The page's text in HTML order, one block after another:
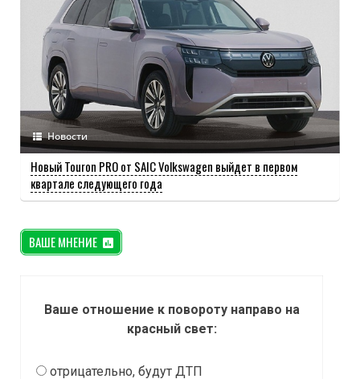
Новости
Новый Touron PRO от SAIC Volkswagen выйдет в первом
квартале следующего года
ВАШЕ МНЕНИЕ
Ваше отношение к повороту направо на
красный свет:
отрицательно, будут ДТП